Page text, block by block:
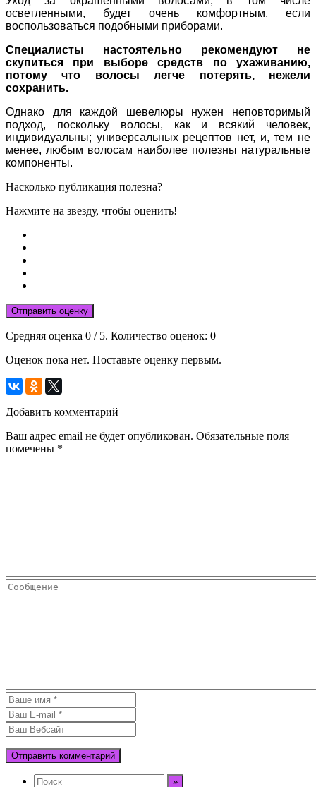
осветленными, будет очень комфортным, если
воспользоваться подобными приборами.
Специалисты настоятельно рекомендуют не
скупиться при выборе средств по ухаживанию,
потому что волосы легче потерять, нежели
сохранить.
Однако для каждой шевелюры нужен неповторимый
подход, поскольку волосы, как и всякий человек,
индивидуальны; универсальных рецептов нет, и, тем не
менее, любым волосам наиболее полезны натуральные
компоненты.
Насколько публикация полезна?
Нажмите на звезду, чтобы оценить!
Отправить оценку
Средняя оценка 0 / 5. Количество оценок: 0
Оценок пока нет. Поставьте оценку первым.
Добавить комментарий
Ваш адрес email не будет опубликован. Обязательные поля
помечены *